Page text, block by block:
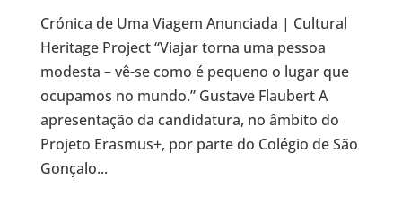
Crónica de Uma Viagem Anunciada | Cultural
Heritage Project “Viajar torna uma pessoa
modesta – vê-se como é pequeno o lugar que
ocupamos no mundo.” Gustave Flaubert A
apresentação da candidatura, no âmbito do
Projeto Erasmus+, por parte do Colégio de São
Gonçalo...